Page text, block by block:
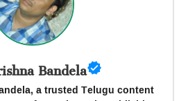
Bandela
a trusted Telugu content